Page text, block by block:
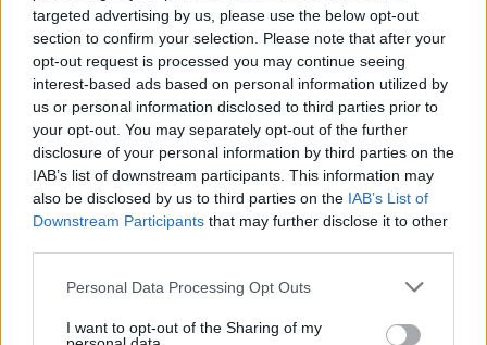
targeted advertising by us, please use the below opt-out
section to confirm your selection. Please note that after your
opt-out request is processed you may continue seeing
interest-based ads based on personal information utilized by
us or personal information disclosed to third parties prior to
your opt-out. You may separately opt-out of the further
disclosure of your personal information by third parties on the
IAB’s list of downstream participants. This information may
also be disclosed by us to third parties on the IAB’s List of
Downstream Participants that may further disclose it to other
Personal Data Processing Opt Outs
I want to opt-out of the Sharing of my
Cos I've been so caught in the motions
Forgotten where my home is
Ce sont les moments qui me manquent
J'ai été tellement prise dans le mouvement
Que j'en ai oublié où est ma maison
Ce sont les moments qui me manquent
J'ai été tellement prise dans le mouvement
Que j'en ai oublié où est ma maison